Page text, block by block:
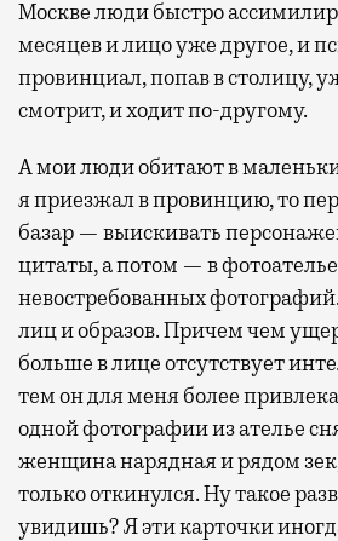
Москве люди быстро
месяцев и лицо уже другое, и
провинциал, попав в столицу,
смотрит, и ходит по-другому.
А мои люди обитают в
я приезжал в провинцию, то
базар — выискивать
цитаты, а потом — в
невостребованных фотографий.
лиц и образов. Причем чем
больше в лице отсутствует
тем он для меня более
одной фотографии из ателье
женщина нарядная и рядом
только откинулся. Ну такое
увидишь? Я эти карточки